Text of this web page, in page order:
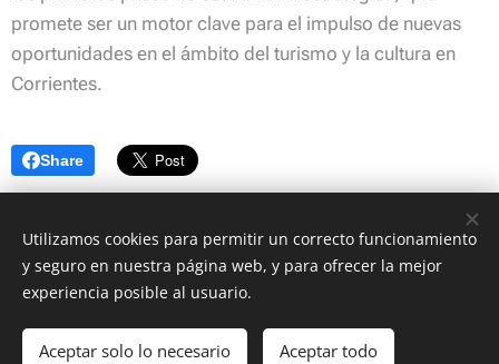
promete ser un motor clave para el impulso de nuevas
oportunidades en el ámbito del turismo y la cultura en
Corrientes.
Share
© Copyright 2022 Centro de Estudios Corrientes | Asociación Civil 8 de
Octubre
Todos los derechos reservados
Utilizamos cookies para permitir un correcto funcionamiento
y seguro en nuestra página web, y para ofrecer la mejor
experiencia posible al usuario.
Aceptar solo lo necesario Aceptar todo